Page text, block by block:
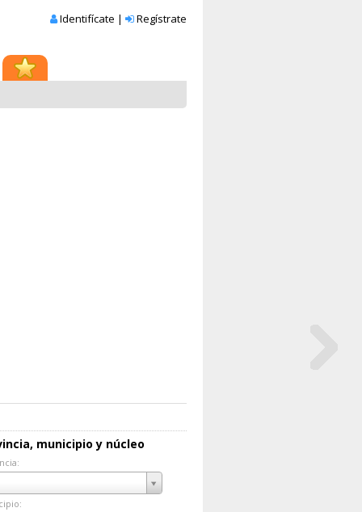
Identifícate | Regístrate
municipio y núcleo